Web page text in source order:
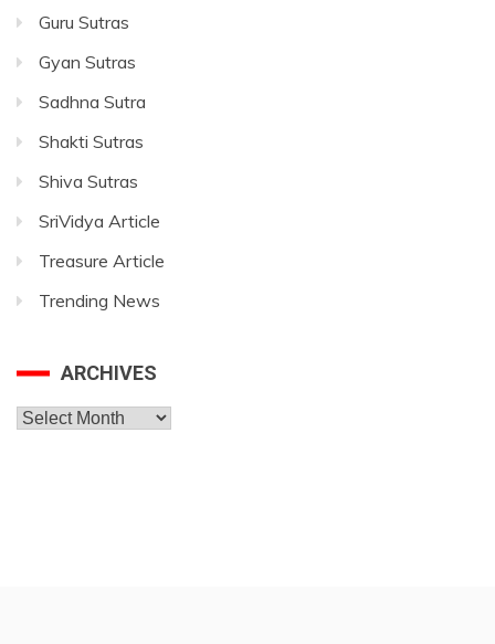
Guru Sutras
Gyan Sutras
Sadhna Sutra
Shakti Sutras
Shiva Sutras
SriVidya Article
Treasure Article
Trending News
ARCHIVES
Archives